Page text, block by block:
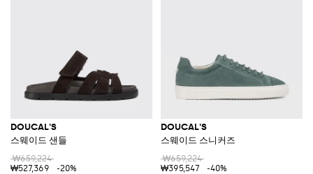
DOUCAL'S
스웨이드 샌들
₩659,224
₩527,369
-20%
DOUCAL'S
스웨이드 스니커즈
₩659,224
₩395,547
-40%